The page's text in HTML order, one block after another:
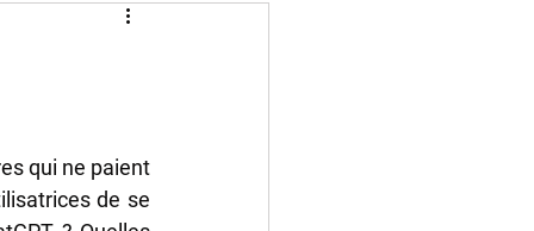
qui ne paient
de se